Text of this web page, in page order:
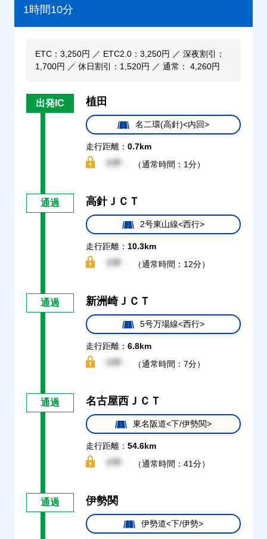
1時間10分
ETC：3,250円 ／ ETC2.0：3,250円 ／ 深夜割引：
1,700円 ／ 休日割引：1,520円 ／ 通常： 4,260円
出発IC 植田
名二環(高針)<内回>
走行距離： 0.7km
（通常時間：1分）
通過 高針ＪＣＴ
2号東山線<西行>
走行距離： 10.3km
（通常時間：12分）
通過 新洲崎ＪＣＴ
5号万場線<西行>
走行距離： 6.8km
（通常時間：7分）
通過 名古屋西ＪＣＴ
東名阪道<下/伊勢関>
走行距離： 54.6km
（通常時間：41分）
通過 伊勢関
伊勢道<下/伊勢>